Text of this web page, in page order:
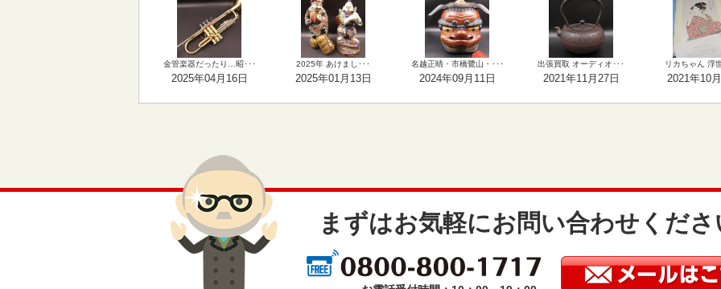
金管楽器だったり…昭･･･
2025年04月16日
2025年 あけまし･･･
2025年01月13日
名越正晴・市橋鷺山・･･･
2024年09月11日
出張買取 オーディオ･･･
2021年11月27日
リカちゃん 浮
2021年10
まずはお気軽にお問い合わせくださ